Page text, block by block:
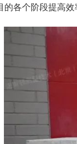
的各个阶段提高效